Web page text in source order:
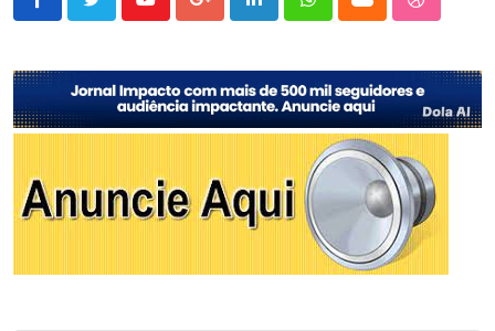
YoutubeGoogle+LinkedInWhatsappCloud